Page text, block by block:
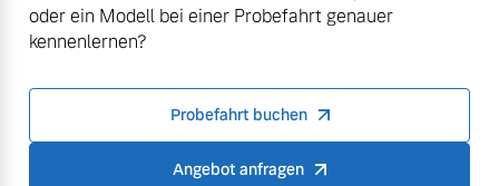
oder ein Modell bei einer Probefahrt genauer
kennenlernen?
Probefahrt buchen
Angebot anfragen